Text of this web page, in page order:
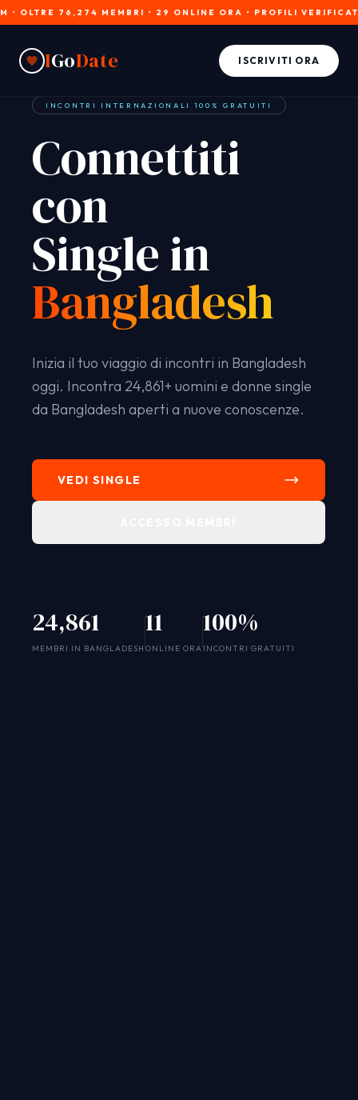
76,274 MEMBRI • 29 ONLINE ORA • PROFILI VERIFICATI
IGoDate ISCRIVITI ORA
INCONTRI INTERNAZIONALI 100% GRATUITI
Connettiti
con
Single in
Bangladesh
Inizia il tuo viaggio di incontri in Bangladesh
oggi. Incontra 24,861+ uomini e donne single
da Bangladesh aperti a nuove conoscenze.
VEDI SINGLE
24,861
MEMBRI IN BANGLADESH
11
ONLINE ORA
100%
INCONTRI GRATUITI